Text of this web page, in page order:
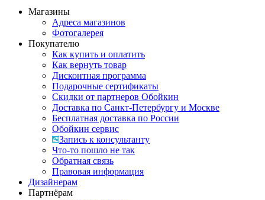
Магазины
Адреса магазинов
Фотогалерея
Покупателю
Как купить и оплатить
Как вернуть товар
Дисконтная программа
Подарочные сертификаты
Скидки от партнеров Обойкин
Доставка по Санкт-Петербургу и Москве
Бесплатная доставка по России
Обойкин сервис
Запись к консультанту
Что-то пошло не так
Обратная связь
Правовая информация
Дизайнерам
Партнёрам